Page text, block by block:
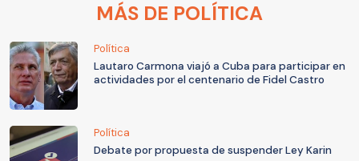
MÁS DE POLÍTICA
Política
Lautaro Carmona viajó a Cuba para participar en
actividades por el centenario de Fidel Castro
Política
Debate por propuesta de suspender Ley Karin